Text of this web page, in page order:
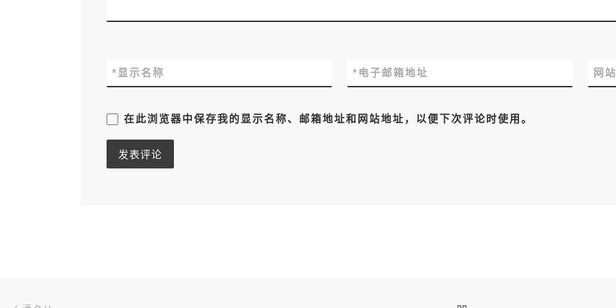
显示名称
* 电子邮箱地址
* 网
在此浏览器中保存我的显示名称、邮箱地址和网站地址，以便下次评论时使用。
文章导航